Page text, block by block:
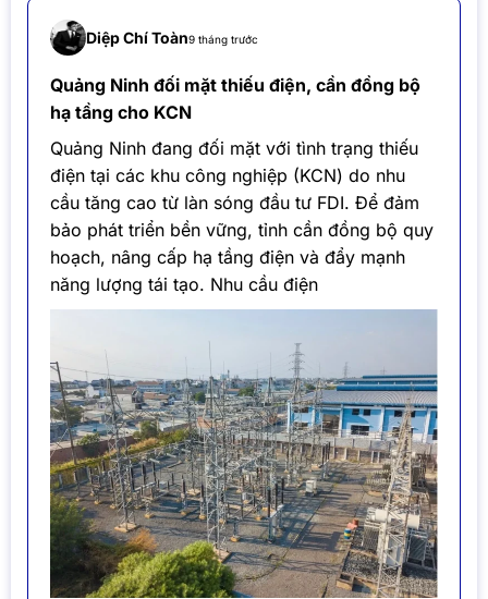
Diệp Chí Toàn9 tháng trước
Quảng Ninh đối mặt thiếu điện, cần đồng bộ
hạ tầng cho KCN
Quảng Ninh đang đối mặt với tình trạng thiếu
điện tại các khu công nghiệp (KCN) do nhu
cầu tăng cao từ làn sóng đầu tư FDI. Để đảm
bảo phát triển bền vững, tỉnh cần đồng bộ quy
hoạch, nâng cấp hạ tầng điện và đẩy mạnh
năng lượng tái tạo. Nhu cầu điện